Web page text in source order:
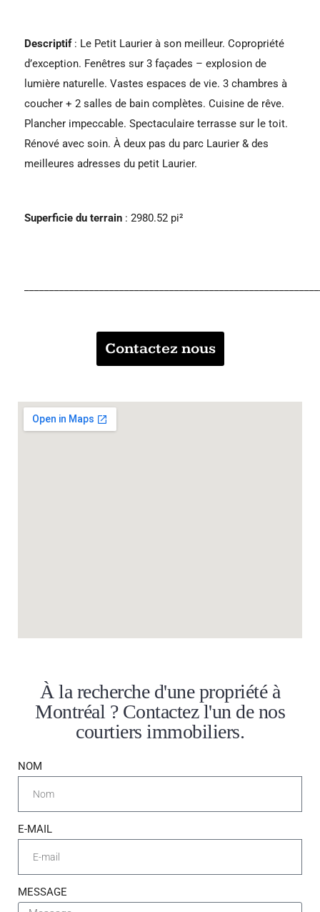
Descriptif : Le Petit Laurier à son meilleur. Copropriété
d’exception. Fenêtres sur 3 façades – explosion de
lumière naturelle. Vastes espaces de vie. 3 chambres à
coucher + 2 salles de bain complètes. Cuisine de rêve.
Plancher impeccable. Spectaculaire terrasse sur le toit.
Rénové avec soin. À deux pas du parc Laurier & des
meilleures adresses du petit Laurier.
Superficie du terrain : 2980.52 pi²
Contactez nous
À la recherche d'une propriété à
Montréal ? Contactez l'un de nos
courtiers immobiliers.
NOM
E-MAIL
MESSAGE